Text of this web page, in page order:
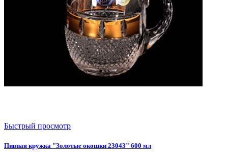
Быстрый просмотр
Пивная кружка "Золотые окошки 23043" 600 мл